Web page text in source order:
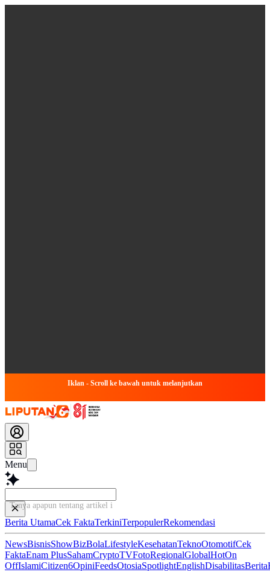
Iklan - Scroll ke bawah untuk melanjutkan
Menu
Tanya apapun tentang artikel ini...
Berita UtamaCek FaktaTerkiniTerpopulerRekomendasi
NewsBisnisShowBizBolaLifestyleKesehatanTeknoOtomotifCek
FaktaEnam PlusSahamCryptoTVFotoRegionalGlobalHotOn
OffIslamiCitizen6OpiniFeedsOtosiaSpotlightEnglishDisabilitasBerita